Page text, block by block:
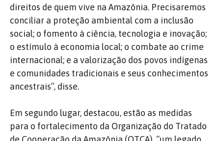
direitos de quem vive na Amazônia. Precisaremos
conciliar a proteção ambiental com a inclusão
social; o fomento à ciência, tecnologia e inovação;
o estímulo à economia local; o combate ao crime
internacional; e a valorização dos povos indígenas
e comunidades tradicionais e seus conhecimentos
ancestrais”, disse.
Em segundo lugar, destacou, estão as medidas
para o fortalecimento da Organização do Tratado